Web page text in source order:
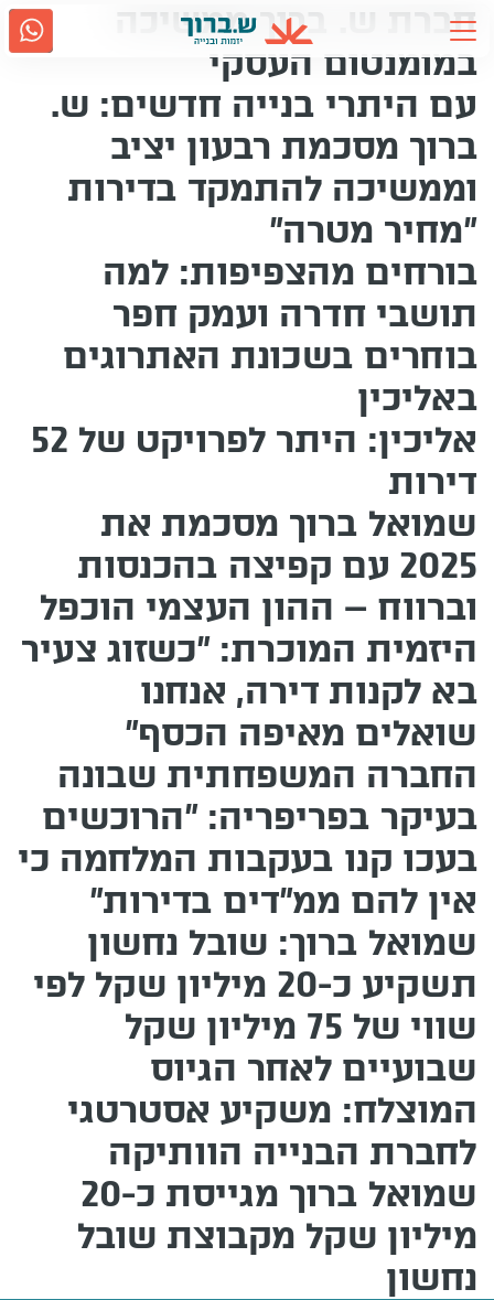
Skip
content
אודות ש.ברוך
תחומי פעילות
קשרי משקיעים
מדיה
קריירה
שירות לקוחות
גם בווטסאפ
נווטו אלינו
חברת ש. ברוך ממשיכה
במומנטום העסקי
עם היתרי בנייה חדשים: ש.
ברוך מסכמת רבעון יציב
וממשיכה להתמקד בדירות
"מחיר מטרה"
בורחים מהצפיפות: למה
תושבי חדרה ועמק חפר
בוחרים בשכונת האתרוגים
באליכין
אליכין: היתר לפרויקט של 52
דירות
שמואל ברוך מסכמת את
2025 עם קפיצה בהכנסות
וברווח – ההון העצמי הוכפל
היזמית המוכרת: "כשזוג צעיר
בא לקנות דירה, אנחנו
שואלים מאיפה הכסף"
החברה המשפחתית שבונה
בעיקר בפריפריה: "הרוכשים
בעכו קנו בעקבות המלחמה כי
אין להם ממ"דים בדירות"
שמואל ברוך: שובל נחשון
תשקיע כ-20 מיליון שקל לפי
שווי של 75 מיליון שקל
שבועיים לאחר הגיוס
המוצלח: משקיע אסטרטגי
לחברת הבנייה הוותיקה
שמואל ברוך מגייסת כ-20
מיליון שקל מקבוצת שובל
נחשון